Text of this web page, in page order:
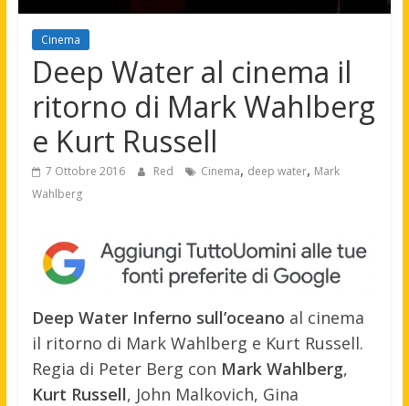
Cinema
Deep Water al cinema il
ritorno di Mark Wahlberg
e Kurt Russell
7 Ottobre 2016 Red Cinema, deep water, Mark
Wahlberg
Deep Water Inferno sull’oceano al cinema
il ritorno di Mark Wahlberg e Kurt Russell.
Regia di Peter Berg con Mark Wahlberg,
Kurt Russell, John Malkovich, Gina